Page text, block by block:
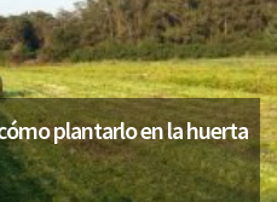
plantarlo en la huerta